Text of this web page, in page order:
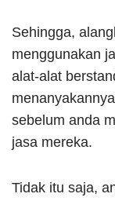
Sehingga,
menggunakan
alat-alat
sebelum anda
jasa mereka.
Tidak itu saja,